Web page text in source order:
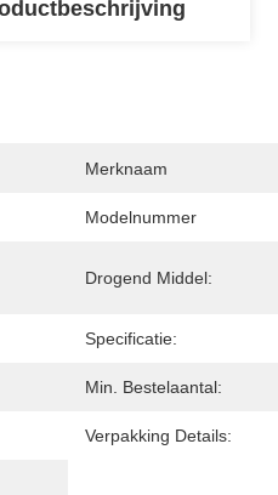
Merknaam
Modelnummer
Drogend Middel:
Specificatie:
Min. Bestelaantal:
Verpakking Details: